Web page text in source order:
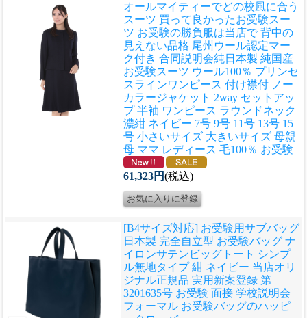
オールマイティーでどの校風に合う
スーツ 買って良かったお受験スー
ツ お受験の勝負服は当店で 背中の
見えない品格 尾州ウール認定マー
ク付き 合同説明会純日本製 純国産
お受験スーツ ウール100％ プリンセ
スラインワンピース 付け襟付 ノー
カラージャケット 2way セットアッ
プ 半袖 ワンピース ラウンドネック
濃紺 ネイビー 7号 9号 11号 13号 15
号 小さいサイズ 大きいサイズ 母親
母 ママ レディース 毛100％ お受験
61,323円(税込)
[B4サイズ対応] お受験用サブバッグ
日本製 完全自立型 お受験バッグ ナ
イロンサテンビッグトート シンプ
ル無地タイプ 紺 ネイビー 当店オリ
ジナル正規品 実用新案登録 第
3201635号 お受験 面接 学校説明会
フォーマル お受験バッグのハッピ